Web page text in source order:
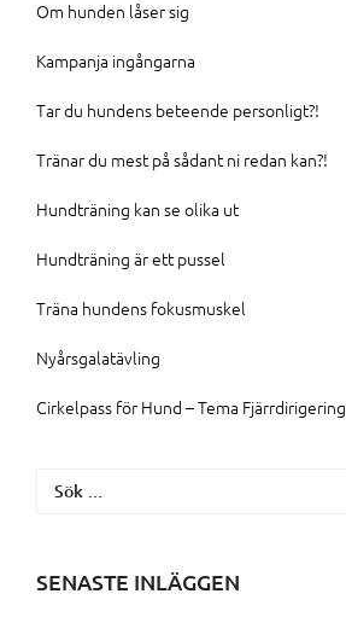
Om hunden låser sig
Kampanja ingångarna
Tar du hundens beteende personligt?!
Tränar du mest på sådant ni redan kan?!
Hundträning kan se olika ut
Hundträning är ett pussel
Träna hundens fokusmuskel
Nyårsgalatävling
Cirkelpass för Hund – Tema Fjärrdirigering
Sök
SENASTE INLÄGGEN